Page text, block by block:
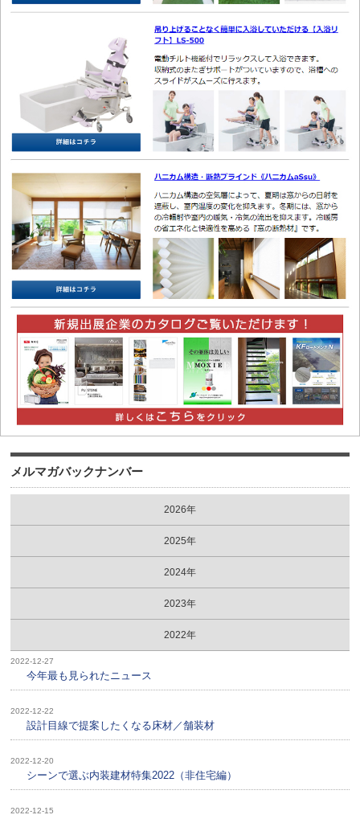
メルマガバックナンバー
2026年
2025年
2024年
2023年
2022年
2022-12-27
今年最も見られたニュース
2022-12-22
設計目線で提案したくなる床材／舗装材
2022-12-20
シーンで選ぶ内装建材特集2022（非住宅編）
2022-12-15